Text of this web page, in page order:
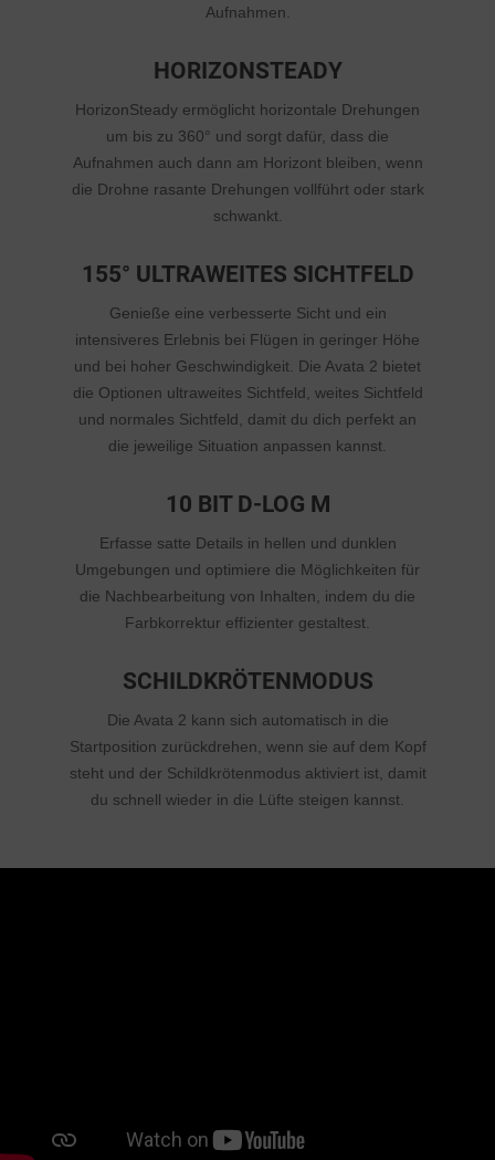
Aufnahmen.
HORIZONSTEADY
HorizonSteady ermöglicht horizontale Drehungen
um bis zu 360° und sorgt dafür, dass die
Aufnahmen auch dann am Horizont bleiben, wenn
die Drohne rasante Drehungen vollführt oder stark
schwankt.
155° ULTRAWEITES SICHTFELD
Genieße eine verbesserte Sicht und ein
intensiveres Erlebnis bei Flügen in geringer Höhe
und bei hoher Geschwindigkeit. Die Avata 2 bietet
die Optionen ultraweites Sichtfeld, weites Sichtfeld
und normales Sichtfeld, damit du dich perfekt an
die jeweilige Situation anpassen kannst.
10 BIT D-LOG M
Erfasse satte Details in hellen und dunklen
Umgebungen und optimiere die Möglichkeiten für
die Nachbearbeitung von Inhalten, indem du die
Farbkorrektur effizienter gestaltest.
SCHILDKRÖTENMODUS
Die Avata 2 kann sich automatisch in die
Startposition zurückdrehen, wenn sie auf dem Kopf
steht und der Schildkrötenmodus aktiviert ist, damit
du schnell wieder in die Lüfte steigen kannst.